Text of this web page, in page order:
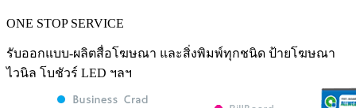
ONE STOP SERVICE
รับออกแบบ-ผลิตสื่อโฆษณา และสิ่งพิมพ์ทุกชนิด ป้ายโฆษณา
ไวนิล โบชัวร์ LED ฯลฯ